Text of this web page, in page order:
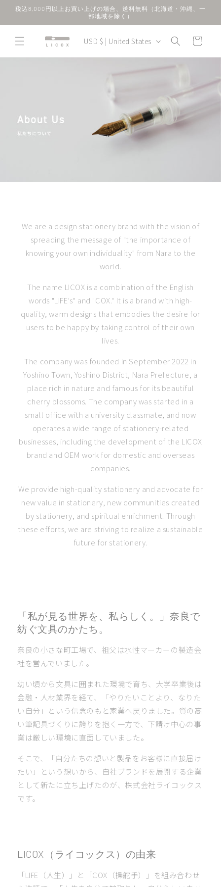
Skip to
税込8,000円以上お買い上げの場合、送料無料（北海道・沖縄、一
部地域を除く）
i
USD $ | United States Cart
We are a design stationery brand with the vision of
spreading the message of "the importance of
knowing your own individuality" from Nara to the
world.
The name LICOX is a combination of the English
words "LIFE's" and "COX." It is a brand with high-
quality, warm designs that embodies the desire for
users to be happy by taking control of their own
lives.
The company was founded in September 2022 in
Yoshino Town, Yoshino District, Nara Prefecture, a
place rich in nature and famous for its beautiful
cherry blossoms. The company was started in a
small office with a university classmate, and now
operates a wide range of stationery-related
businesses, including the development of the LICOX
brand and OEM work for domestic and overseas
companies.
We provide high-quality stationery and advocate for
new value in stationery, new communities created
by stationery, and spiritual enrichment. Through
these efforts, we are striving to realize a sustainable
future for stationery.
「私が見る世界を、私らしく。」奈良で
紡ぐ文具のかたち。
奈良の小さな町工場で、祖父は水性マーカーの製造会
社を営んでいました。
幼い頃から文具に囲まれた環境で育ち、大学卒業後は
金融・人材業界を経て、「やりたいことより、なりた
い自分」という信念のもと家業へ戻りました。質の高
い筆記具づくりに誇りを抱く一方で、下請け中心の事
業は厳しい環境に直面していました。
そこで、「自分たちの想いと製品をお客様に直接届け
たい」という想いから、自社ブランドを展開する企業
として新たに立ち上げたのが、株式会社ライコックス
です。
LICOX（ライコックス）の由来
「LIFE（人生）」と「COX（操舵手）」を組み合わせ